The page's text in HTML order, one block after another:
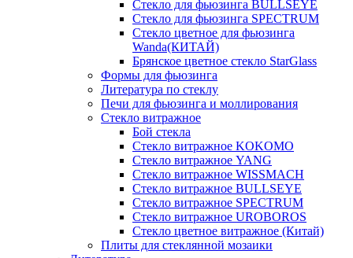
Стекло для фьюзинга BULLSEYE
Стекло для фьюзинга SPECTRUM
Стекло цветное для фьюзинга
Wanda(КИТАЙ)
Брянское цветное стекло StarGlass
Формы для фьюзинга
Литература по стеклу
Печи для фьюзинга и моллирования
Стекло витражное
Бой стекла
Стекло витражное KOKOMO
Стекло витражное YANG
Стекло витражное WISSMACH
Стекло витражное BULLSEYE
Стекло витражное SPECTRUM
Стекло витражное UROBOROS
Стекло цветное витражное (Китай)
Плиты для стеклянной мозаики